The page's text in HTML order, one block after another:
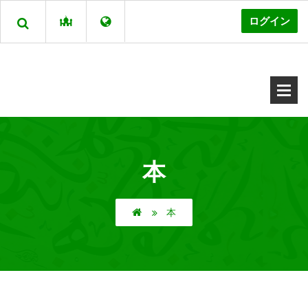
ログイン
本
本